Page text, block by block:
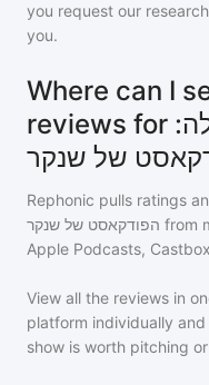
you request our
you.
Where can I
reviews for הצנטרום של הפיילה:
Rephonic pulls ratings
הפודקאסט של שנקר from
Apple Podcasts,
View all the reviews in
platform individually
show is worth pitching